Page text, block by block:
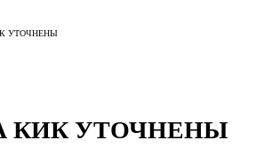
Видео
УТОЧНЕНЫ
КИК УТОЧНЕНЫ